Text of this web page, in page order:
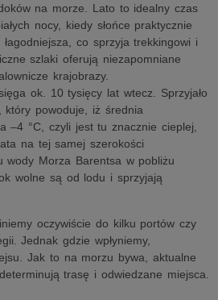
na morze. Lato to idealny czas
nocy, kiedy słońce praktycznie
co sprzyja trekkingowi i
szlaki oferują niezapomniane
krajobrazy.
ok. 10 tysięcy lat wtecz. Sprzyjało
który powoduje, iż średnia
–4 °C, czyli jest tu znacznie cieplej,
na tej samej szerokości
wody Morza Barentsa w pobliżu
wolne są od lodu i sprzyjają
oczywiście do kilku portów czy
Jednak gdzie wpłyniemy,
Jak to na morzu bywa, aktualne
trasę i odwiedzane miejsca.